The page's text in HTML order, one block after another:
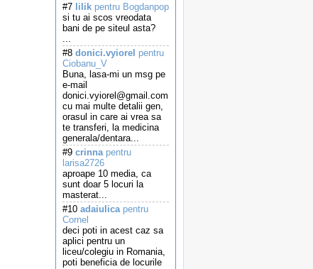
#7 lilik pentru Bogdanpop
si tu ai scos vreodata
bani de pe siteul asta?
...
#8 donici.vyiorel pentru
Ciobanu_V
Buna, lasa-mi un msg pe
e-mail
donici.vyiorel@gmail.com
cu mai multe detalii gen,
orasul in care ai vrea sa
te transferi, la medicina
generala/dentara...
#9 crinnapentru
larisa2726
aproape 10 media, ca
sunt doar 5 locuri la
masterat...
#10 adaiulicapentru
Cornel
deci poti in acest caz sa
aplici pentru un
liceu/colegiu in Romania,
poti beneficia de locurile